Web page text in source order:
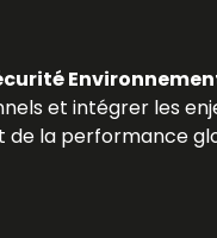
et intégrer les
de la performance